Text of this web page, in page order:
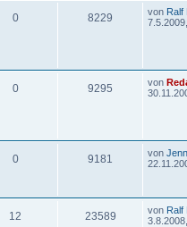
0 8229 von Ralf
0 9295 von
0 9181 von
12 23589 von Ralf